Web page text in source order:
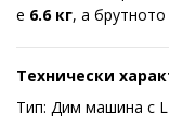
е 6.6 кг, а брутното
Технически
Тип: Дим машина с